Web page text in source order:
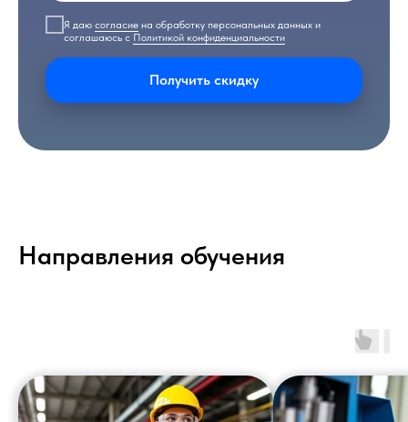
Я даю согласие на обработку персональных данных и
соглашаюсь с Политикой конфиденциальности
Получить скидку
Направления обучения